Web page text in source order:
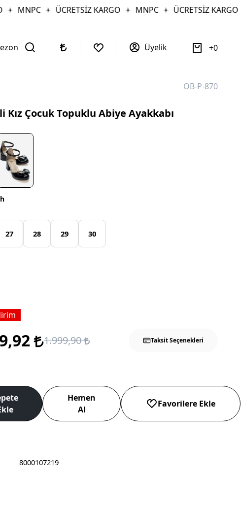
MNPC ÜCRETSİZ KARGO MNPC ÜCRETSİZ KARGO
Üyelik 0
OB-P-870
Kız Çocuk Topuklu Abiye Ayakkabı
27 28 29 30
1.999,90 Taksit Seçenekleri
Hemen
Al
Favorilere Ekle
8000107219